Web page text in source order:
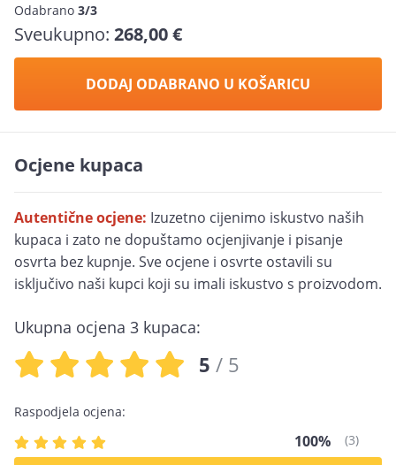
Odabrano 3/3
Sveukupno: 268,00 €
DODAJ ODABRANO U KOŠARICU
Ocjene kupaca
Autentične ocjene: Izuzetno cijenimo iskustvo naših
kupaca i zato ne dopuštamo ocjenjivanje i pisanje
osvrta bez kupnje. Sve ocjene i osvrte ostavili su
isključivo naši kupci koji su imali iskustvo s proizvodom.
Ukupna ocjena 3 kupaca:
5 / 5
Raspodjela ocjena:
100% (3)